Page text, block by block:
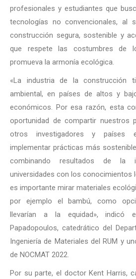
profesionales y estudiantes que
tecnologías no convencionales, al
construcción segura, sostenible y
que respete las costumbres de
promueva la armonía ecológica.
«La industria de la construcción
ambiental, en países de altos y
económicos. Por esa razón, esta
oportunidad de compartir nuestros
otros investigadores y países
implementar prácticas más
combinando resultados de la
universidades con los conocimientos
es importante mirar materiales
por ejemplo el bambú, como
llevarían a la equidad», indicó
Papadopoulos, catedrático del
Ingeniería de Materiales del RUM y
de NOCMAT 2022.
Por su parte, el doctor Kent Harris,